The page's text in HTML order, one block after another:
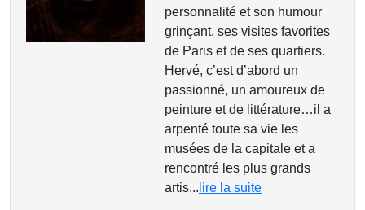
personnalité et son humour
grinçant, ses visites favorites
de Paris et de ses quartiers.
Hervé, c’est d’abord un
passionné, un amoureux de
peinture et de littérature…il a
arpenté toute sa vie les
musées de la capitale et a
rencontré les plus grands
artis... lire la suite